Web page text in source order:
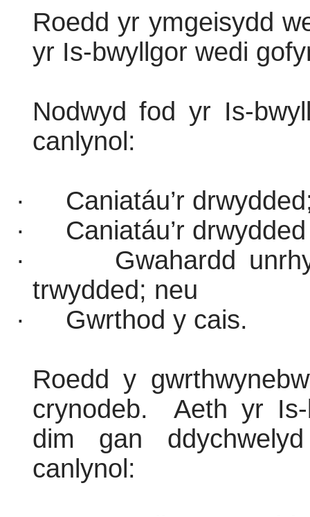
Roedd yr ymgeisydd
yr Is-bwyllgor wedi
Nodwyd fod yr Is-
canlynol:
·
Caniatáu’r
·
Caniatáu’r
·
Gwahardd
trwydded; neu
·
Gwrthod y cais.
Roedd y
crynodeb.
Aeth yr
dim gan
canlynol: